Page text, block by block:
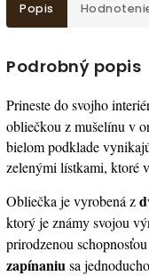
Popis
Podrobný popis
Prineste do svojho
obliečkou z mušelínu v
bielom podklade
zelenými lístkami, ktoré
Obliečka je vyrobená z
ktorý je známy svojou
prirodzenou
zapínaniusa